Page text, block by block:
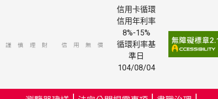
信用卡循環
信用年利率
8%-15%
循環利率基
準日
104/08/04